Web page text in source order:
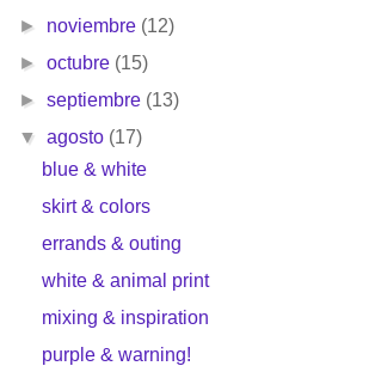
► noviembre (12)
► octubre (15)
► septiembre (13)
▼ agosto (17)
blue & white
skirt & colors
errands & outing
white & animal print
mixing & inspiration
purple & warning!